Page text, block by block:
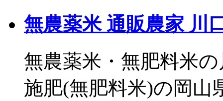
無農薬米 通販農家 川
無農薬米・無肥料米
施肥(無肥料米)の岡山